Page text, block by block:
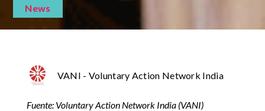
News
VANI - Voluntary Action Network India
Fuente: Voluntary Action Network India (VANI)